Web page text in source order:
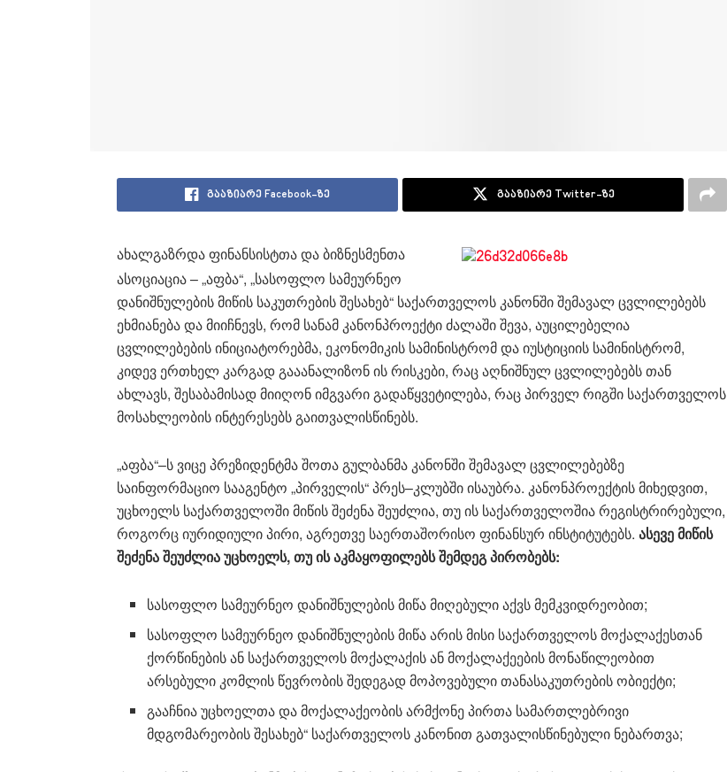
გააზიარე Facebook-ზე გააზიარე Twitter-ზე
ახალგაზრდა ფინანსისტთა და ბიზნესმენთა
ასოციაცია – „აფბა“, „სასოფლო სამეურნეო
დანიშნულების მიწის საკუთრების შესახებ“ საქართველოს კანონში შემავალ ცვლილებებს
ეხმიანება და მიიჩნევს, რომ სანამ კანონპროექტი ძალაში შევა, აუცილებელია
ცვლილებების ინიციატორებმა, ეკონომიკის სამინისტრომ და იუსტიციის სამინისტრომ,
კიდევ ერთხელ კარგად გააანალიზონ ის რისკები, რაც აღნიშნულ ცვლილებებს თან
ახლავს, შესაბამისად მიიღონ იმგვარი გადაწყვეტილება, რაც პირველ რიგში საქართველოს
მოსახლეობის ინტერესებს გაითვალისწინებს.
„აფბა“–ს ვიცე პრეზიდენტმა შოთა გულბანმა კანონში შემავალ ცვლილებებზე
საინფორმაციო სააგენტო „პირველის“ პრეს–კლუბში ისაუბრა. კანონპროექტის მიხედვით,
უცხოელს საქართველოში მიწის შეძენა შეუძლია, თუ ის საქართველოშია რეგისტრირებული,
როგორც იურიდიული პირი, აგრეთვე საერთაშორისო ფინანსურ ინსტიტუტებს. ასევე მიწის
შეძენა შეუძლია უცხოელს, თუ ის აკმაყოფილებს შემდეგ პირობებს:
სასოფლო სამეურნეო დანიშნულების მიწა მიღებული აქვს მემკვიდრეობით;
სასოფლო სამეურნეო დანიშნულების მიწა არის მისი საქართველოს მოქალაქესთან
ქორწინების ან საქართველოს მოქალაქის ან მოქალაქეების მონაწილეობით
არსებული კომლის წევრობის შედეგად მოპოვებული თანასაკუთრების ობიექტი;
გააჩნია უცხოელთა და მოქალაქეობის არმქონე პირთა სამართლებრივი
მდგომარეობის შესახებ“ საქართველოს კანონით გათვალისწინებული ნებართვა;